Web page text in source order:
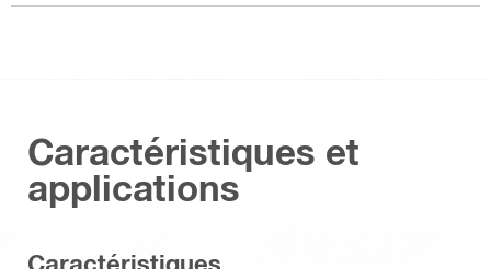
Caractéristiques et
applications
Caractéristiques